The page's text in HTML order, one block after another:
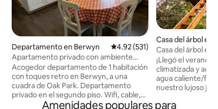
Departamento en Berwyn Calificación promedio: 4.92 de
4.92 (531)
Apartamento privado con ambiente
retro
Acogedor departamento de 1 habitación
con toques retro en Berwyn, a una
cuadra de Oak Park. Departamento
privado en el segundo piso. Wifi, cable,
canales premium. Cocina completa.
Casa del árbol en
urg
Casa del árbol en
(servicio*)
¡Llegó el verano,
climatizada y
agua caliente/fría está
nuestro lujoso
de 4 pies de
Amenidades populares para